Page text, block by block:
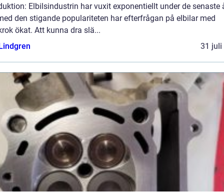
Elbilsindustrin har vuxit exponentiellt under de senaste
den stigande populariteten har efterfrågan på elbilar med
ökat. Att kunna dra slä...
31 juli